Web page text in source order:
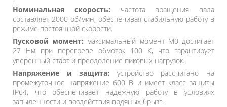
Номинальная скорость: частота вращения вала
составляет 2000 об/мин, обеспечивая стабильную работу в
режиме постоянной скорости.
Пусковой момент: максимальный момент M0 достигает
27 Нм при перегреве обмоток 100 К, что гарантирует
уверенный старт и преодоление пиковых нагрузок.
Напряжение и защита: устройство рассчитано на
промежуточное напряжение 600 В и имеет класс защиты
IP64, что обеспечивает надежную работу в условиях
запыленности и воздействия водяных брызг.